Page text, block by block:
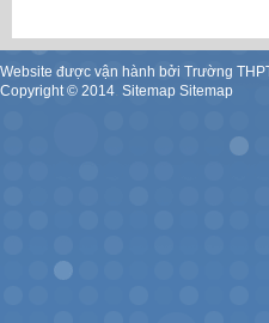
Website được vận hành bởi Trường
Copyright © 2014. Sitemap Sitemap